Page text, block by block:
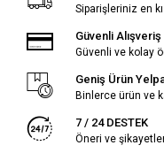
Siparişleriniz en
Güvenli Alışveriş
Güvenli ve kolay
Geniş Ürün
Binlerce ürün ve
7 / 24 DESTEK
Öneri ve